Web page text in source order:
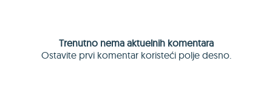
Trenutno nema aktuelnih komentara
Ostavite prvi komentar koristeći polje desno.